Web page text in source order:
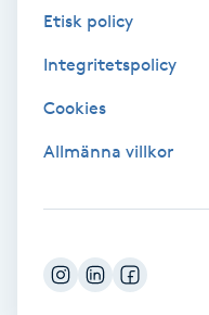
LPG-behandling
Etisk policy
Integritetspolicy
Cookies
Allmänna villkor